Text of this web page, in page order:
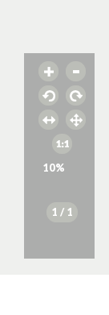
10%
1 / 1